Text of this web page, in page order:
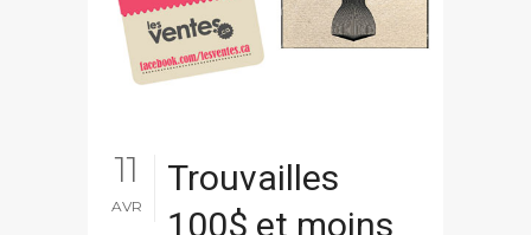
11
AVR
Trouvailles
100$ et moins